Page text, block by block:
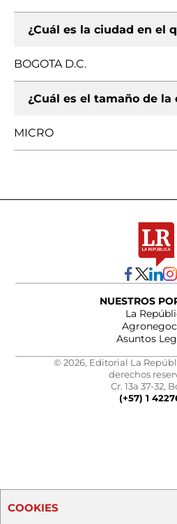
¿Cuál es la ciudad en el
BOGOTA D.C.
¿Cuál es el tamaño de la
MICRO
NUESTROS
La
Asuntos
© 2026, Editorial La
derechos
Cr. 13a 37-32,
(+57) 1
COOKIES